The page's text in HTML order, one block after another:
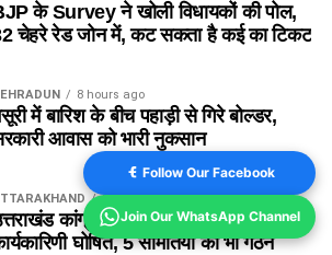
टीम और फैंटेसी सुझाव खिलाड़ियों के
प्लेइंग-11, पिच रिपोर्ट और उपलब्ध आंकड़ों के
हैं। फैंटेसी स्पोर्ट्स में जोखिम शामिल है। अंतिम
और आधिकारिक प्लेइंग-11 की पुष्टि अवश्य करें।
PREDICTION VISIT HERE
Team Match 24 | Playing 11,
Tips
के Survey ने खोली विधायकों की पोल,
चेहरे रेड जोन में, कट सकता है कई का टिकट
8 hours ago
में बारिश के बीच पहाड़ी से गिरे बोल्डर,
आवास को भारी नुकसान
11 hours ago
कांग्रेस में बड़ा फेरबदल! नई
घोषित, 5 समितियों का भी गठन
Follow Our Facebook
Join Our WhatsApp Channel